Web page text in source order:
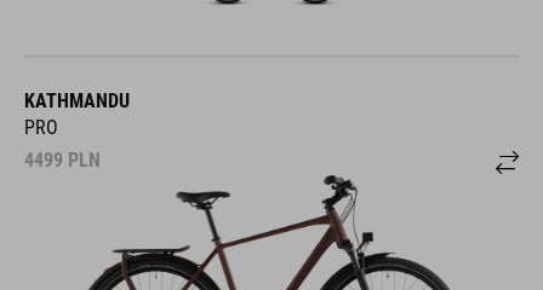
KATHMANDU
PRO
4499 PLN